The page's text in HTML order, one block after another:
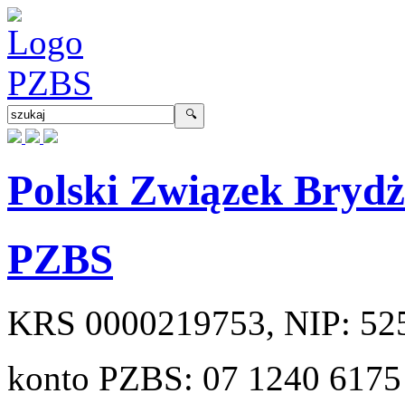
Polski Związek
PZBS
KRS 0000219753, NIP:
konto PZBS: 07 1240